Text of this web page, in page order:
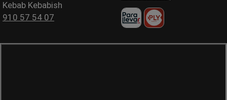
Kebab Kebabish
910 57 54 07